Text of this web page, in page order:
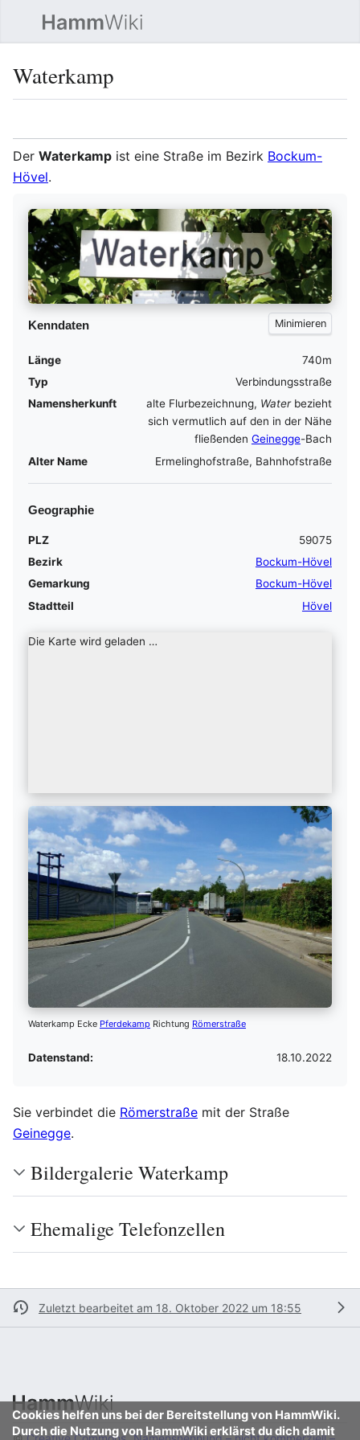
Waterkamp
Der Waterkamp ist eine Straße im Bezirk Bockum-
Hövel.
Kenndaten
Länge
740m
Typ
Verbindungsstraße
Namensherkunft
alte Flurbezeichnung, Waterbezieht
sich vermutlich auf den in der Nähe
fließenden Geinegge-Bach
Alter Name
Ermelinghofstraße, Bahnhofstraße
Geographie
PLZ
59075
Bezirk
Bockum-Hövel
Gemarkung
Bockum-Hövel
Stadtteil
Hövel
Die Karte wird geladen …
Waterkamp Ecke Pferdekamp Richtung Römerstraße
Datenstand: 18.10.2022
Sie verbindet die Römerstraße mit der Straße
Geinegge.
Bildergalerie Waterkamp
Ehemalige Telefonzellen
Zuletzt bearbeitet am 18. Oktober 2022 um 18:55
Cookies helfen uns bei der Bereitstellung von HammWiki.
Durch die Nutzung von HammWiki erklärst du dich damit